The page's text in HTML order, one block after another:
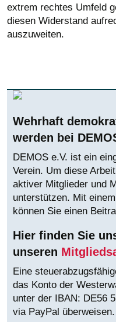
extrem rechtes Umfeld
diesen Widerstand
auszuweiten.
Wehrhaft
werden bei
DEMOS e.V. ist ein
Verein. Um diese
aktiver Mitglieder und
unterstützen. Mit
können Sie einen
Hier finden Sie
unseren
Eine
das Konto der
unter der IBAN: DE56
via PayPal überweisen.